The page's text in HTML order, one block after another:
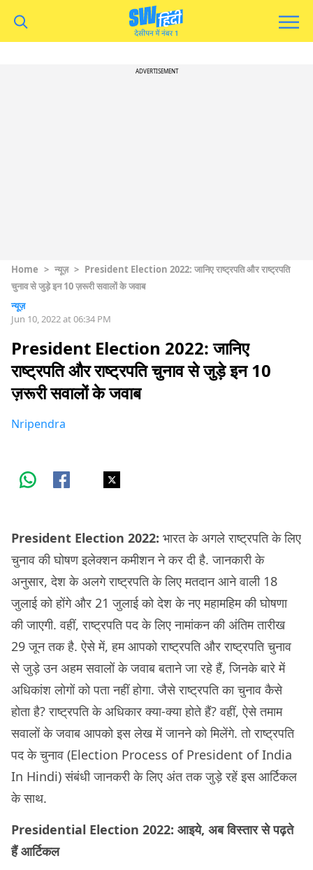
ADVERTISEMENT
Home > न्यूज़ > President Election 2022: जानिए राष्ट्रपति और राष्ट्रपति
चुनाव से जुड़े इन 10 ज़रूरी सवालों के जवाब
न्यूज़
Jun 10, 2022 at 06:34 PM
President Election 2022: जानिए
राष्ट्रपति और राष्ट्रपति चुनाव से जुड़े इन 10
ज़रूरी सवालों के जवाब
Nripendra
President Election 2022: भारत के अगले राष्ट्रपति के लिए
चुनाव की घोषण इलेक्शन कमीशन ने कर दी है. जानकारी के
अनुसार, देश के अलगे राष्ट्रपति के लिए मतदान आने वाली 18
जुलाई को होंगे और 21 जुलाई को देश के नए महामहिम की घोषणा
की जाएगी. वहीं, राष्ट्रपति पद के लिए नामांकन की अंतिम तारीख
29 जून तक है. ऐसे में, हम आपको राष्ट्रपति और राष्ट्रपति चुनाव
से जुड़े उन अहम सवालों के जवाब बताने जा रहे हैं, जिनके बारे में
अधिकांश लोगों को पता नहीं होगा. जैसे राष्ट्रपति का चुनाव कैसे
होता है? राष्ट्रपति के अधिकार क्या-क्या होते हैं? वहीं, ऐसे तमाम
सवालों के जवाब आपको इस लेख में जानने को मिलेंगे. तो राष्ट्रपति
पद के चुनाव (Election Process of President of India
In Hindi) संबंधी जानकरी के लिए अंत तक जुड़े रहें इस आर्टिकल
के साथ.
Presidential Election 2022: आइये, अब विस्तार से पढ़ते
हैं आर्टिकल